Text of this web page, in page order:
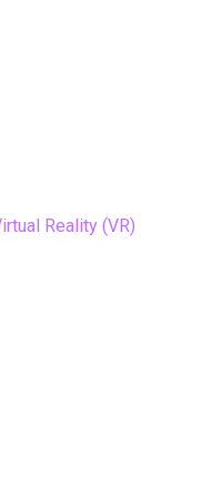
Reality (VR)